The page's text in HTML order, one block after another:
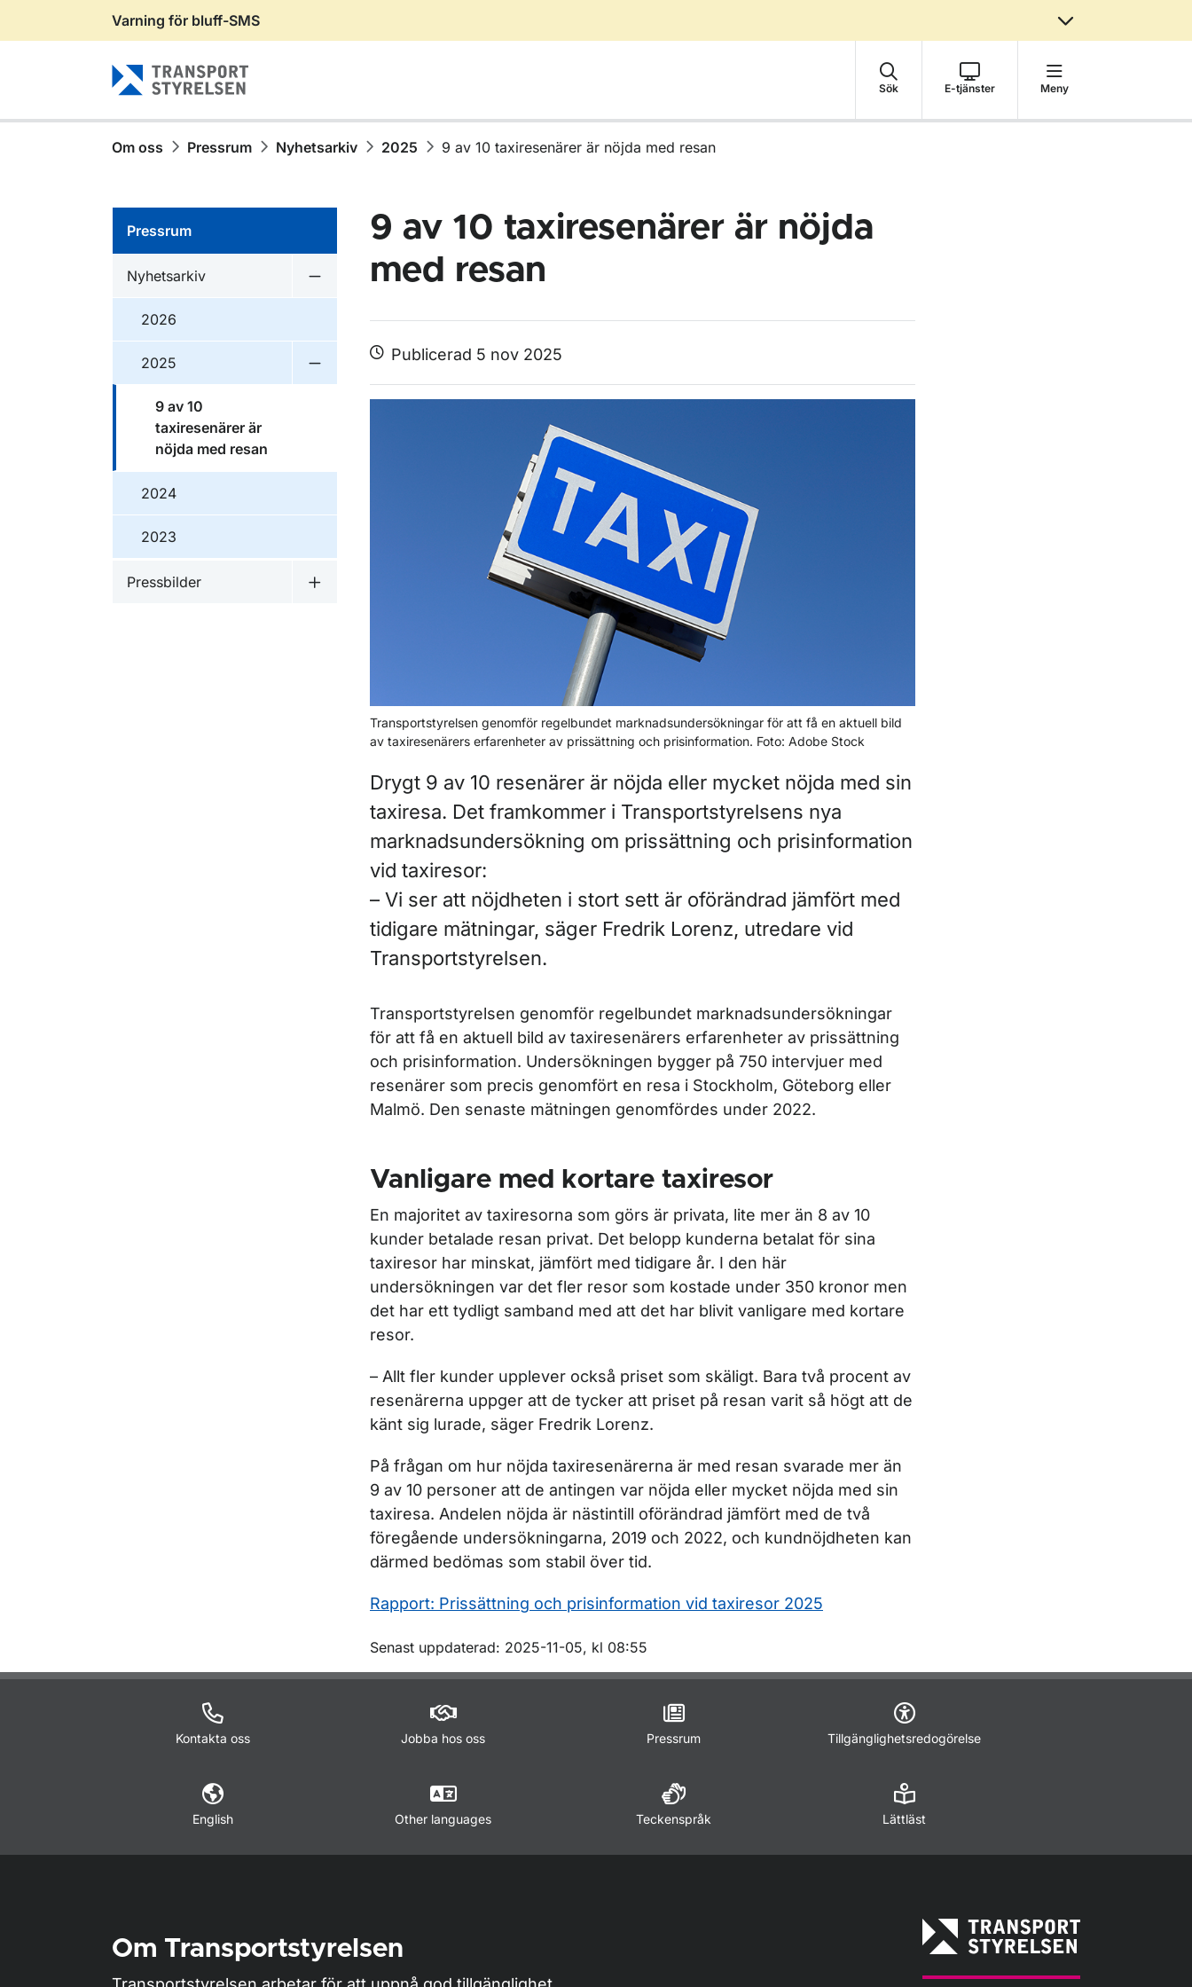
Gå till sidans innehåll
Varning för bluff-SMS
Sök E-tjänster Meny
Om oss Pressrum Nyhetsarkiv 2025 9 av 10 taxiresenärer är nöjda med resan
Pressrum
Nyhetsarkiv
Undermeny för Nyhetsarkiv
2026
2025
9 av 10
taxiresenärer är
nöjda med resan
2024
2023
Pressbilder
Undermeny för Pressbilder
9 av 10 taxiresenärer är nöjda
med resan
Publicerad 5 nov 2025
Transportstyrelsen genomför regelbundet marknadsundersökningar för att få en aktuell bild
av taxiresenärers erfarenheter av prissättning och prisinformation. Foto: Adobe Stock
Drygt 9 av 10 resenärer är nöjda eller mycket nöjda med sin
taxiresa. Det framkommer i Transportstyrelsens nya
marknadsundersökning om prissättning och prisinformation
vid taxiresor:
– Vi ser att nöjdheten i stort sett är oförändrad jämfört med
tidigare mätningar, säger Fredrik Lorenz, utredare vid
Transportstyrelsen.
Transportstyrelsen genomför regelbundet marknadsundersökningar
för att få en aktuell bild av taxiresenärers erfarenheter av prissättning
och prisinformation. Undersökningen bygger på 750 intervjuer med
resenärer som precis genomfört en resa i Stockholm, Göteborg eller
Malmö. Den senaste mätningen genomfördes under 2022.
Vanligare med kortare taxiresor
En majoritet av taxiresorna som görs är privata, lite mer än 8 av 10
kunder betalade resan privat. Det belopp kunderna betalat för sina
taxiresor har minskat, jämfört med tidigare år. I den här
undersökningen var det fler resor som kostade under 350 kronor men
det har ett tydligt samband med att det har blivit vanligare med kortare
resor.
– Allt fler kunder upplever också priset som skäligt. Bara två procent av
resenärerna uppger att de tycker att priset på resan varit så högt att de
känt sig lurade, säger Fredrik Lorenz.
På frågan om hur nöjda taxiresenärerna är med resan svarade mer än
9 av 10 personer att de antingen var nöjda eller mycket nöjda med sin
taxiresa. Andelen nöjda är nästintill oförändrad jämfört med de två
föregående undersökningarna, 2019 och 2022, och kundnöjdheten kan
därmed bedömas som stabil över tid.
Rapport: Prissättning och prisinformation vid taxiresor 2025
Om sidan
Senast uppdaterad: 2025-11-05, kl 08:55
Kontakta oss Jobba hos oss Pressrum Tillgänglighetsredogörelse
English Other languages Teckenspråk Lättläst
Om Transportstyrelsen